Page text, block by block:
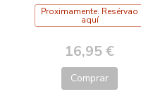
Proximamente. Resérvao
aquí
16,95 €
Comprar